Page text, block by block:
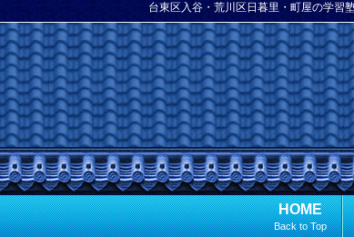
台東区入谷・荒川区日暮里・町屋の学習
HOME
Back to Top